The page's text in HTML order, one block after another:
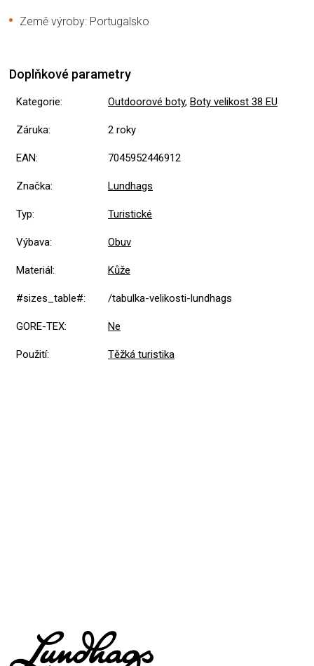
Země výroby: Portugalsko
Doplňkové parametry
Kategorie: Outdoorové boty, Boty velikost 38 EU
Záruka: 2 roky
EAN: 7045952446912
Značka: Lundhags
Typ: Turistické
Výbava: Obuv
Materiál: Kůže
#sizes_table#: /tabulka-velikosti-lundhags
GORE-TEX: Ne
Použití: Těžká turistika